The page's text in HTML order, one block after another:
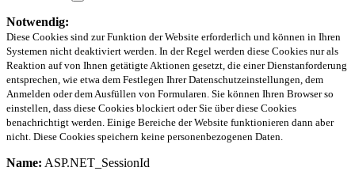
Notwendig:
Diese Cookies sind zur Funktion der Website erforderlich und können in Ihren
Systemen nicht deaktiviert werden. In der Regel werden diese Cookies nur als
Reaktion auf von Ihnen getätigte Aktionen gesetzt, die einer Dienstanforderung
entsprechen, wie etwa dem Festlegen Ihrer Datenschutzeinstellungen, dem
Anmelden oder dem Ausfüllen von Formularen. Sie können Ihren Browser so
einstellen, dass diese Cookies blockiert oder Sie über diese Cookies
benachrichtigt werden. Einige Bereiche der Website funktionieren dann aber
nicht. Diese Cookies speichern keine personenbezogenen Daten.
Name: ASP.NET_SessionId